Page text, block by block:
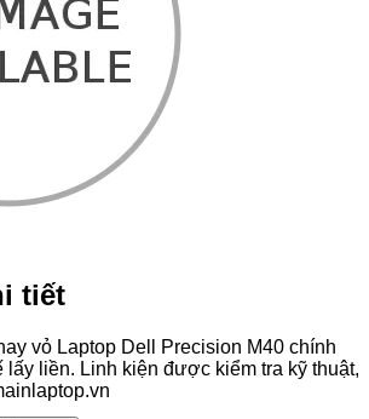
tiết
vỏ Laptop Dell Precision M40 chính
lấy liền. Linh kiện được kiểm tra kỹ thuật,